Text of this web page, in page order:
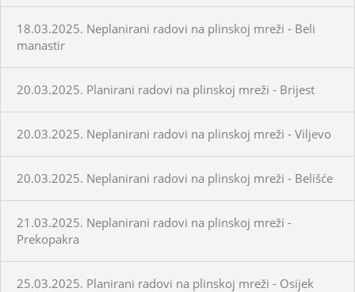
18.03.2025. Neplanirani radovi na plinskoj mreži - Beli
manastir
20.03.2025. Planirani radovi na plinskoj mreži - Brijest
20.03.2025. Neplanirani radovi na plinskoj mreži - Viljevo
20.03.2025. Neplanirani radovi na plinskoj mreži - Belišće
21.03.2025. Neplanirani radovi na plinskoj mreži -
Prekopakra
25.03.2025. Planirani radovi na plinskoj mreži - Osijek